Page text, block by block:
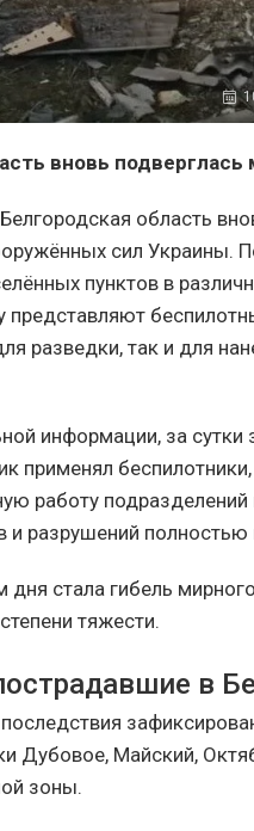
вновь
область
сил Украины.
пунктов в
представляют
разведки, так и для
информации, за сутки
применял
работу
и разрушений полностью
дня стала гибель
тяжести.
в
Дубовое, Майский,
зоны.